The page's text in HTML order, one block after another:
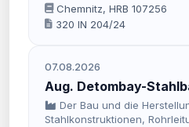
Chemnitz, HRB 107256
320 IN 204/24
07.08.2026
Aug. Detombay-
Der Bau und die
Stahlkonstruktionen,